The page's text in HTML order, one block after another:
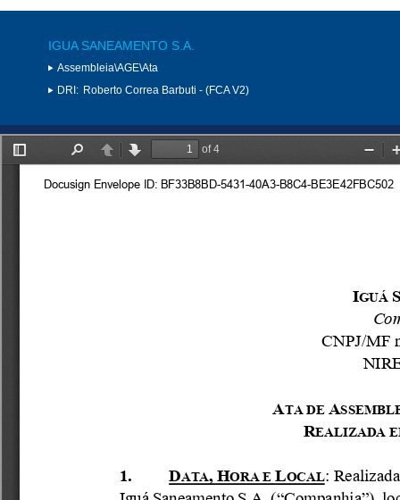
IGUA SANEAMENTO S.A.
Assembleia\AGE\Ata
DRI: Roberto Correa Barbuti - (FCA V2)